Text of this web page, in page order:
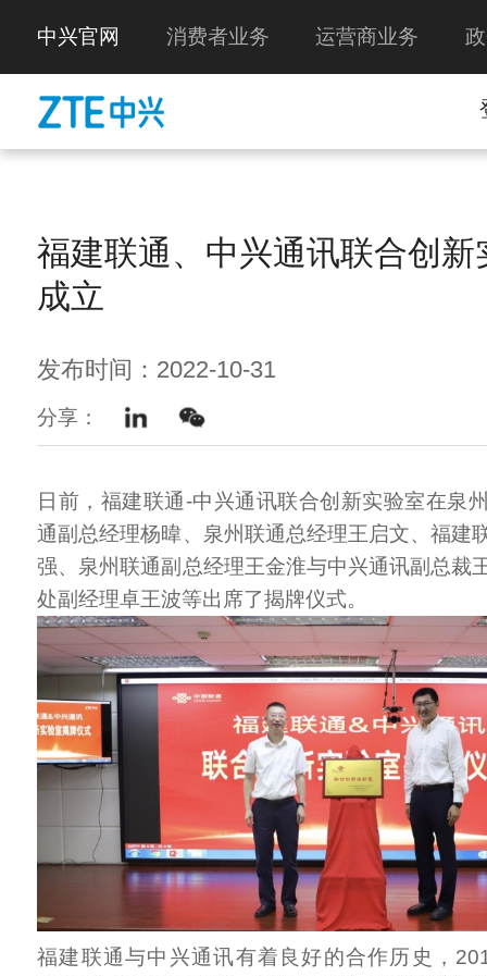
中兴官网 消费者业务 运营商业务
福建联通、中兴通讯联合创新
成立
发布时间：2022-10-31
分享：
日前，福建联通-中兴通讯联合创新实验室在泉
通副总经理杨暐、泉州联通总经理王启文、福建
强、泉州联通副总经理王金淮与中兴通讯副总裁
处副经理卓王波等出席了揭牌仪式。
福建联通与中兴通讯有着良好的合作历史，